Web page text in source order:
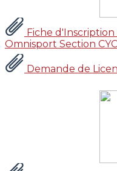
Fiche d'Inscription
Omnisport Section
Demande de